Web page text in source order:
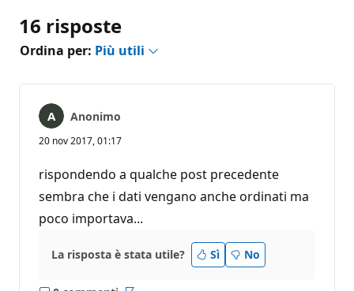
16 risposte
Ordina per: Più utili
Anonimo
20 nov 2017, 01:17
rispondendo a qualche post precedente
sembra che i dati vengano anche ordinati ma
poco importava...
La risposta è stata utile? Sì No